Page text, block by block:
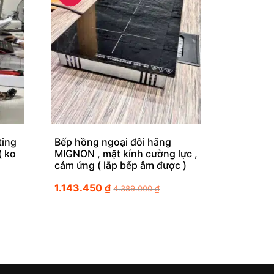
ko
Bếp hồng ngoại đôi hãng
MIGNON , mặt kính cường lực ,
cảm ứng ( lắp bếp âm được )
1.143.450₫ 4.389.000₫